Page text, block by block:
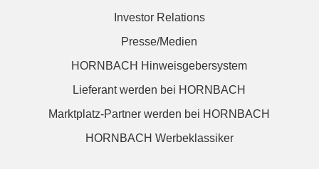
Investor Relations
Presse/Medien
HORNBACH Hinweisgebersystem
Lieferant werden bei HORNBACH
Marktplatz-Partner werden bei HORNBACH
HORNBACH Werbeklassiker